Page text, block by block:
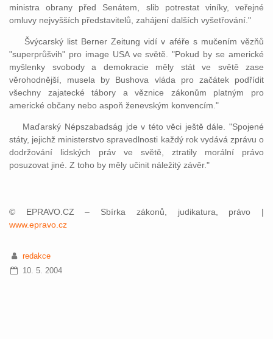
ministra obrany před Senátem, slib potrestat viníky, veřejné
omluvy nejvyšších představitelů, zahájení dalších vyšetřování."
Švýcarský list Berner Zeitung vidí v aféře s mučením vězňů
"superprůšvih" pro image USA ve světě. "Pokud by se americké
myšlenky svobody a demokracie měly stát ve světě zase
věrohodnější, musela by Bushova vláda pro začátek podřídit
všechny zajatecké tábory a věznice zákonům platným pro
americké občany nebo aspoň ženevským konvencím."
Maďarský Népszabadság jde v této věci ještě dále. "Spojené
státy, jejichž ministerstvo spravedlnosti každý rok vydává zprávu o
dodržování lidských práv ve světě, ztratily morální právo
posuzovat jiné. Z toho by měly učinit náležitý závěr."
© EPRAVO.CZ – Sbírka zákonů, judikatura, právo |
www.epravo.cz
redakce
10. 5. 2004